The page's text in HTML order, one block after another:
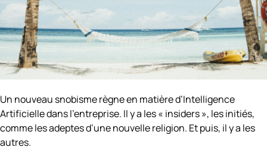
Un nouveau snobisme règne en matière d’Intelligence
Artificielle dans l’entreprise. Il y a les « insiders », les initiés,
comme les adeptes d’une nouvelle religion. Et puis, il y a les
autres.